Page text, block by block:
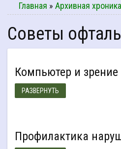
Главная » Архивная хроника
Советы
Компьютер и зрение
РАЗВЕРНУТЬ
Профилактика